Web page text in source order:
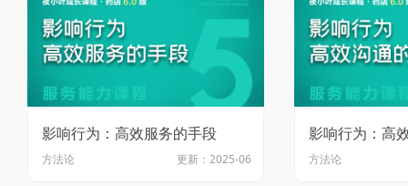
方法论 更新：2025-06
影响行为：高效服务的手段
方法论
影响行为：高